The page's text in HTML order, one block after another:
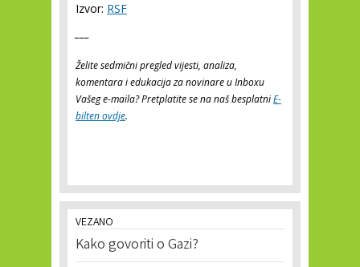
Izvor: RSF
Želite sedmični pregled vijesti, analiza,
komentara i edukacija za novinare u Inboxu
Vašeg e-maila? Pretplatite se na naš besplatniE-
bilten ovdje.
VEZANO
Kako govoriti o Gazi?